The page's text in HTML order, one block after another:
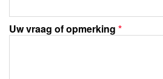
Uw vraag of opmerking *